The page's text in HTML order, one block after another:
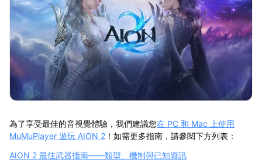
為了享受最佳的音視覺體驗，我們建議您在 PC 和 Mac 上使用
MuMuPlayer 遊玩 AION 2！如需更多指南，請參閱下方列表：
AION 2 最佳武器指南——類型、機制與已知資訊